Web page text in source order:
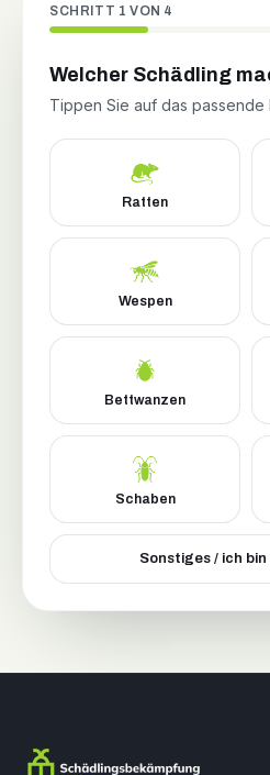
SCHRITT 1 VON 4
Welcher Schädling
Tippen Sie auf das passende
Ratten
Wespen
Bettwanzen
Schaben
Sonstiges / ich